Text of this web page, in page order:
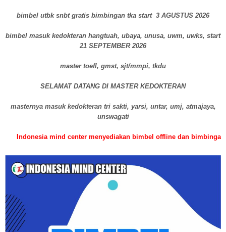
bimbel utbk snbt gratis bimbingan tka start 3 AGUSTUS 2026
bimbel masuk kedokteran hangtuah, ubaya, unusa, uwm, uwks, start
21 SEPTEMBER 2026
master toefl, gmst, sjt/mmpi, tkdu
SELAMAT DATANG DI MASTER KEDOKTERAN
masternya masuk kedokteran tri sakti, yarsi, untar, umj, atmajaya,
unswagati
mind center menyediakan bimbel offline dan bimbingan online,